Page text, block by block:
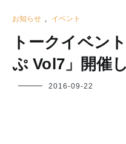
お知らせ , イベント
トークイベン
ぷ Vol7」開催
フ
2016-09-22